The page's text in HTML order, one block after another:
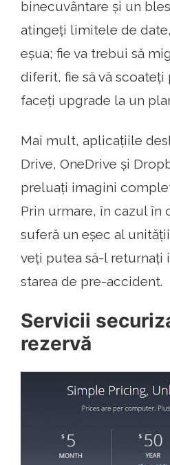
binecuvântare și un
atingeți limitele de
eșua; fie va trebui să
diferit, fie să vă
faceți upgrade la un
Mai mult, aplicațiile
Drive, OneDrive și
preluați imagini
Prin urmare, în cazul în
suferă un eșec al
veți putea să-l returnați
starea de pre-accident.
Servicii
rezervă